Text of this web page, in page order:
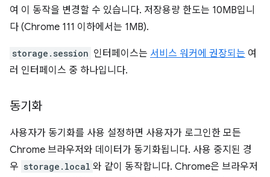
여 이 동작을 변경할 수 있습니다. 저장용량 한도는 10MB입니
다 (Chrome 111 이하에서는 1MB).
storage.session 인터페이스는 서비스 워커에 권장되는 여
러 인터페이스 중 하나입니다.
동기화
사용자가 동기화를 사용 설정하면 사용자가 로그인한 모든
Chrome 브라우저와 데이터가 동기화됩니다. 사용 중지된 경
우 storage.local 와 같이 동작합니다. Chrome은 브라우저